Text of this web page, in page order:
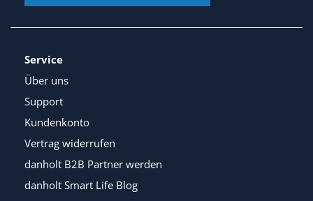
Service
Über uns
Support
Kundenkonto
Vertrag widerrufen
danholt B2B Partner werden
danholt Smart Life Blog